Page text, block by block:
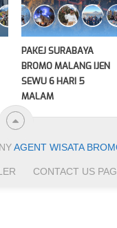
PAKEJ SURABAYA
BROMO MALANG IJEN
SEWU 6 HARI 5
MALAM
AGENT WISATA
CONTACT US